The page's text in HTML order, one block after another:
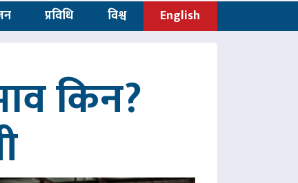
प्रविधि विश्व English
किन?